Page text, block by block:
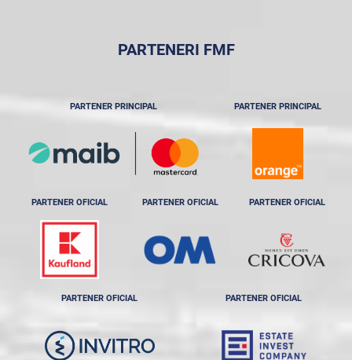
PARTENERI FMF
PARTENER PRINCIPAL PARTENER PRINCIPAL
PARTENER OFICIAL PARTENER OFICIAL PARTENER OFICIAL
PARTENER OFICIAL PARTENER OFICIAL